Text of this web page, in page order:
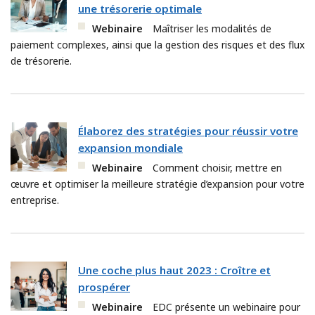
une trésorerie optimale
Webinaire
Maîtriser les modalités de
paiement complexes, ainsi que la gestion des risques et des flux
de trésorerie.
Élaborez des stratégies pour réussir votre
expansion mondiale
Webinaire
Comment choisir, mettre en
œuvre et optimiser la meilleure stratégie d’expansion pour votre
entreprise.
Une coche plus haut 2023 : Croître et
prospérer
Webinaire EDC présente un webinaire pour